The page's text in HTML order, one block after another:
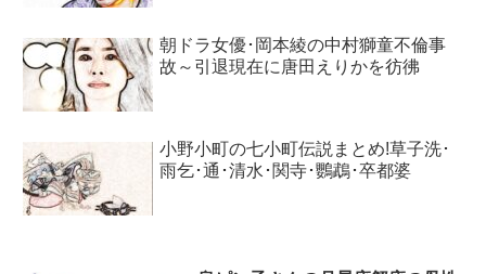
朝ドラ女優･岡本綾の中村獅童不倫事
故～引退現在に唐田えりかを彷彿
小野小町の七小町伝説まとめ!草子洗･
雨乞･通･清水･関寺･鸚鵡･卒都婆